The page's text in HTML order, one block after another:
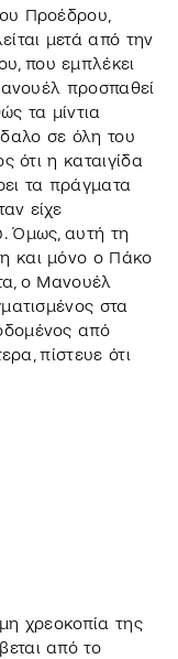
Προέδρου,
μετά από την
που εμπλέκει
προσπαθεί
τα μίντια
σε όλη του
ότι η καταιγίδα
τα πράγματα
είχε
Όμως, αυτή τη
και μόνο ο Πάκο
ο Μανουέλ
στα
από
πίστευε ότι
χρεοκοπία της
από το